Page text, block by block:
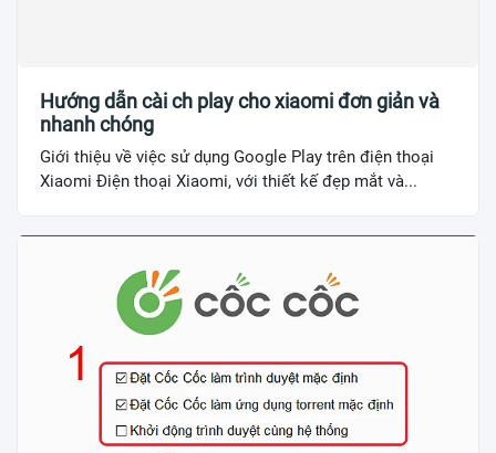
Hướng dẫn cài ch play cho xiaomi đơn giản và
nhanh chóng
Giới thiệu về việc sử dụng Google Play trên điện thoại
Xiaomi Điện thoại Xiaomi, với thiết kế đẹp mắt và...